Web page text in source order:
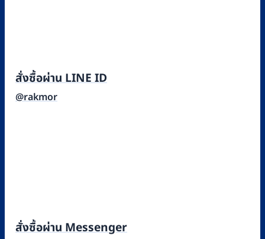
สั่งซื้อผ่าน LINE ID
@rakmor
สั่งซื้อผ่าน Messenger